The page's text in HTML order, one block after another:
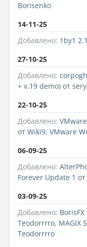
Borisenko
14-11-25
Добавлено: 1by1
27-10-25
Добавлено:
+ v.19 demo) от
22-10-25
Добавлено:
от Wiki9, VMware
06-09-25
Добавлено:
Forever Update 1 от
03-09-25
Добавлено:
Teodorrrro, MAGIX
Teodorrrro